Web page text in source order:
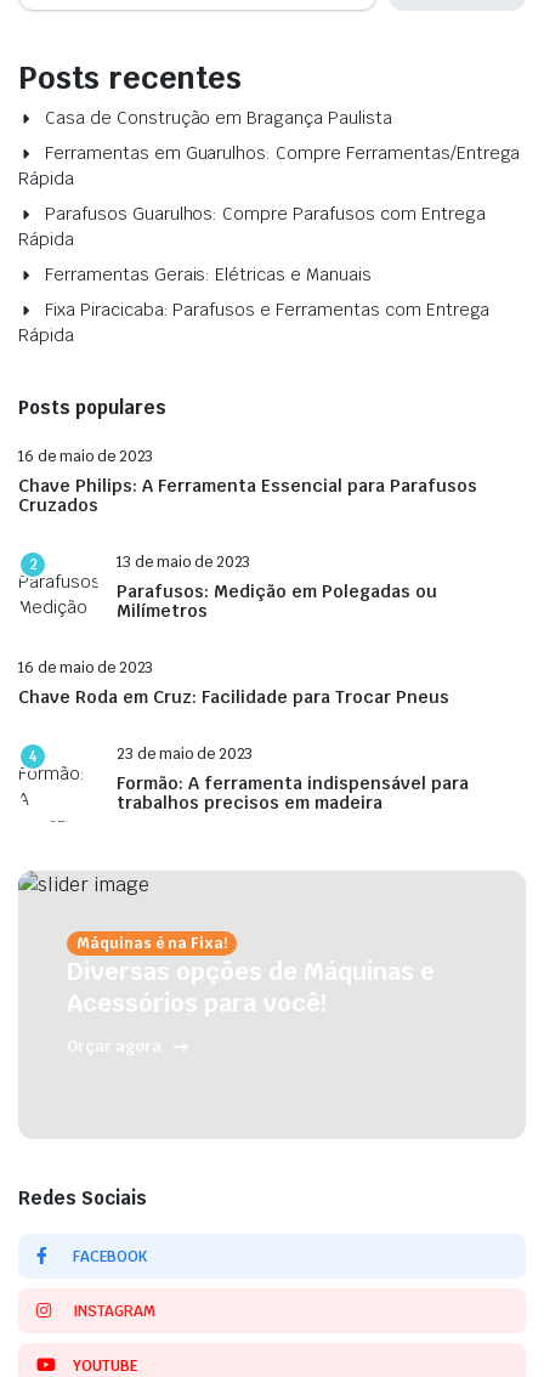
Posts recentes
Casa de Construção em Bragança Paulista
Ferramentas em Guarulhos: Compre Ferramentas/Entrega
Rápida
Parafusos Guarulhos: Compre Parafusos com Entrega
Rápida
Ferramentas Gerais: Elétricas e Manuais
Fixa Piracicaba: Parafusos e Ferramentas com Entrega
Rápida
Posts populares
16 de maio de 2023
Chave Philips: A Ferramenta Essencial para Parafusos
Cruzados
2 13 de maio de 2023
Parafusos: Medição em Polegadas ou
Milímetros
16 de maio de 2023
Chave Roda em Cruz: Facilidade para Trocar Pneus
4 23 de maio de 2023
Formão: A ferramenta indispensável para
trabalhos precisos em madeira
Máquinas é na Fixa!
Diversas opções de Máquinas e
Acessórios para você!
Orçar agora
Redes Sociais
FACEBOOK
INSTAGRAM
YOUTUBE